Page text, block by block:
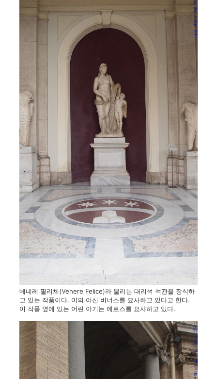
베네레 필리체(Venere Felice)라 불리는 대리석 석관을 장식하
고 있는 작품이다. 미의 여신 비너스를 묘사하고 있다고 한다.
이 작품 옆에 있는 어린 아기는 에로스를 묘사하고 있다.